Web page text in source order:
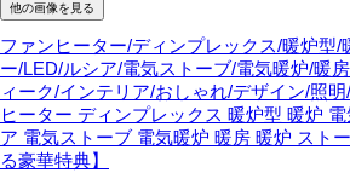
他の画像を見る
ファンヒーター/ディンプレックス/暖炉型/
ー/LED/ルシア/電気ストーブ/電気暖炉/暖
ィーク/インテリア/おしゃれ/デザイン/照
ヒーター ディンプレックス 暖炉型 暖炉
ア 電気ストーブ 電気暖炉 暖房 暖炉 スト
る豪華特典】